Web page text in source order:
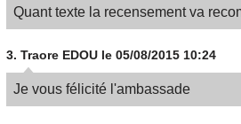
Quant texte la recensement va
3. Traore EDOU le 05/08/2015 10:24
Je vous félicité l'ambassade